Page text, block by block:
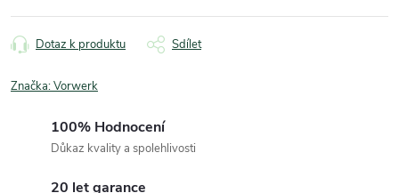
Dotaz k produktu Sdílet
Značka:Vorwerk
100% Hodnocení
Důkaz kvality a spolehlivosti
20 let garance